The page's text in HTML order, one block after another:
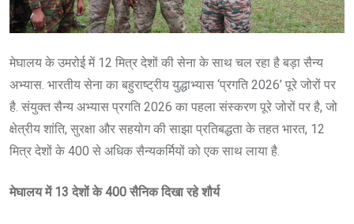
मेघालय के उमरोई में 12 मित्र देशों की सेना के साथ चल रहा है बड़ा सैन्य
अभ्यास. भारतीय सेना का बहुराष्ट्रीय युद्धाभ्यास ‘प्रगति 2026’ पूरे जोरों पर
है. संयुक्त सैन्य अभ्यास प्रगति 2026 का पहला संस्करण पूरे जोरों पर है, जो
क्षेत्रीय शांति, सुरक्षा और सहयोग की साझा प्रतिबद्धता के तहत भारत, 12
मित्र देशों के 400 से अधिक सैन्यकर्मियों को एक साथ लाया है.
मेघालय में 13 देशों के400 सैनिक दिखा रहे शौर्य